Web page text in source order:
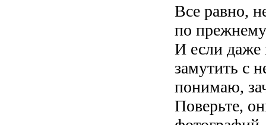
Все равно,
по
И если даже
замутить с
понимаю,
Поверьте,